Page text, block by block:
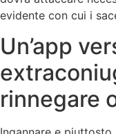
evidente con cui i
Un’app
rinnegare